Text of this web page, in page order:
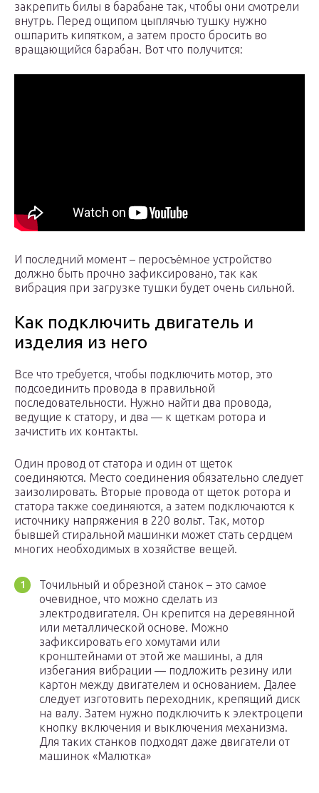
закрепить билы в барабане так, чтобы они смотрели
внутрь. Перед ощипом цыплячью тушку нужно
ошпарить кипятком, а затем просто бросить во
вращающийся барабан. Вот что получится:
И последний момент – перосъёмное устройство
должно быть прочно зафиксировано, так как
вибрация при загрузке тушки будет очень сильной.
Как подключить двигатель и
изделия из него
Все что требуется, чтобы подключить мотор, это
подсоединить провода в правильной
последовательности. Нужно найти два провода,
ведущие к статору, и два — к щеткам ротора и
зачистить их контакты.
Один провод от статора и один от щеток
соединяются. Место соединения обязательно следует
заизолировать. Вторые провода от щеток ротора и
статора также соединяются, а затем подключаются к
источнику напряжения в 220 вольт. Так, мотор
бывшей стиральной машинки может стать сердцем
многих необходимых в хозяйстве вещей.
Точильный и обрезной станок – это самое
очевидное, что можно сделать из
электродвигателя. Он крепится на деревянной
или металлической основе. Можно
зафиксировать его хомутами или
кронштейнами от этой же машины, а для
избегания вибрации — подложить резину или
картон между двигателем и основанием. Далее
следует изготовить переходник, крепящий диск
на валу. Затем нужно подключить к электроцепи
кнопку включения и выключения механизма.
Для таких станков подходят даже двигатели от
машинок «Малютка»